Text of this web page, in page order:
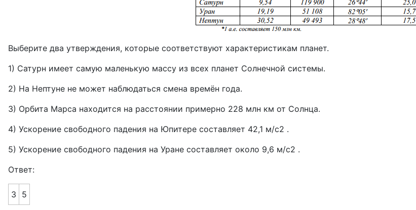
Выберите два утверждения, которые соответствуют характеристикам планет.
1) Сатурн имеет самую маленькую массу из всех планет Солнечной системы.
2) На Нептуне не может наблюдаться смена времён года.
3) Орбита Марса находится на расстоянии примерно 228 млн км от Солнца.
4) Ускорение свободного падения на Юпитере составляет 42,1 м/с2 .
5) Ускорение свободного падения на Уране составляет около 9,6 м/с2 .
Ответ:
3 5